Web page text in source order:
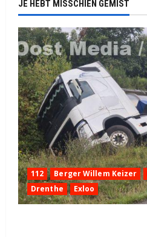
JE HEBT MISSCHIEN GEMIST
112 Berger Willem Keizer
Drenthe
Exloo